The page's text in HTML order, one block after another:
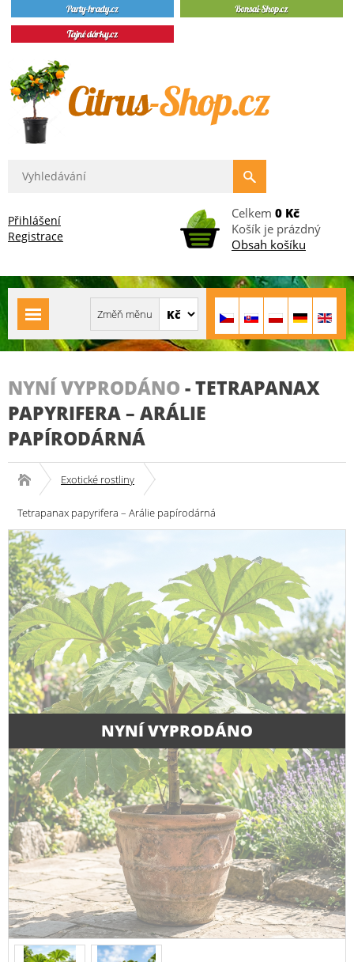
Přihlášení
Registrace
Celkem 0 Kč
Košík je prázdný
Obsah košíku
NYNÍ VYPRODÁNO -TETRAPANAX
PAPYRIFERA – ARÁLIE
PAPÍRODÁRNÁ
Exotické rostliny
Tetrapanax papyrifera – Arálie papírodárná
NYNÍ VYPRODÁNO